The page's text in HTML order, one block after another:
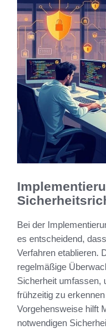
Bei der
es entscheidend,
Verfahren etablieren.
regelmäßige
Sicherheit umfassen,
frühzeitig zu
Vorgehensweise hilft
notwendigen